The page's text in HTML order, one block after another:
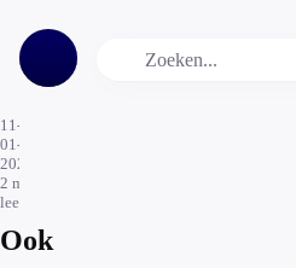
11-
01-
2021
2 min.
leestijd
Ook